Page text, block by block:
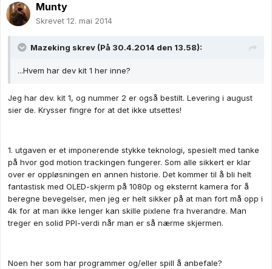
Munty
Skrevet 12. mai 2014
Mazeking skrev (På 30.4.2014 den 13.58):
...Hvem har dev kit 1 her inne?
Jeg har dev. kit 1, og nummer 2 er også bestilt. Levering i august
sier de. Krysser fingre for at det ikke utsettes!
1. utgaven er et imponerende stykke teknologi, spesielt med tanke
på hvor god motion trackingen fungerer. Som alle sikkert er klar
over er oppløsningen en annen historie. Det kommer til å bli helt
fantastisk med OLED-skjerm på 1080p og eksternt kamera for å
beregne bevegelser, men jeg er helt sikker på at man fort må opp i
4k for at man ikke lenger kan skille pixlene fra hverandre. Man
treger en solid PPI-verdi når man er så nærme skjermen.
Noen her som har programmer og/eller spill å anbefale?